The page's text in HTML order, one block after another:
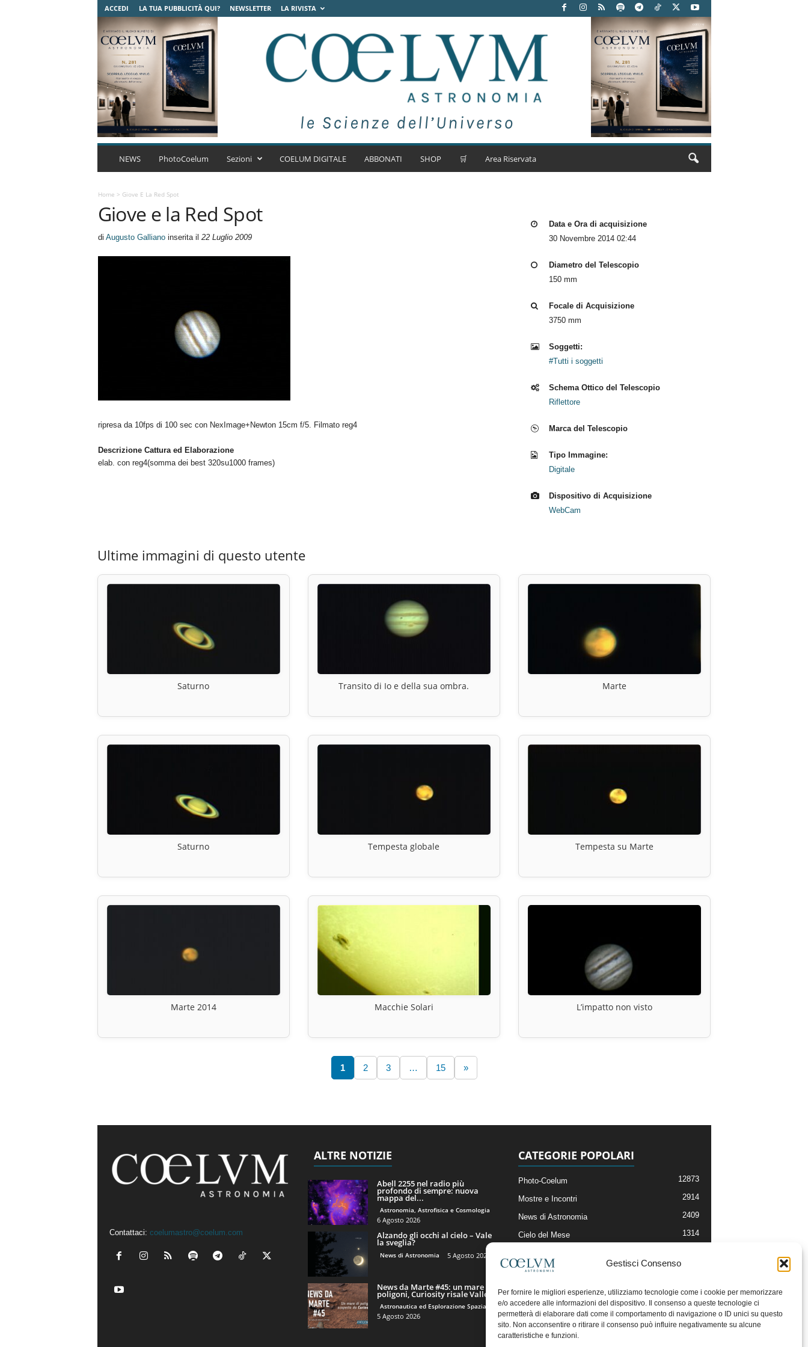
Gestisci Consenso
Per fornire le migliori esperienze, utilizziamo tecnologie come i cookie per memorizzare
e/o accedere alle informazioni del dispositivo. Il consenso a queste tecnologie ci
permetterà di elaborare dati come il comportamento di navigazione o ID unici su questo
sito. Non acconsentire o ritirare il consenso può influire negativamente su alcune
caratteristiche e funzioni.
ACCEDI LA TUA PUBBLICITÀ QUI? NEWSLETTER LA RIVISTA
C
m
r
a
NEWS PhotoCoelum Sezioni COELUM DIGITALE ABBONATI SHOP 🛒 Area Riservata
Home > Giove E La Red Spot
Giove e la Red Spot
di Augusto Gallianoinserita il 22 Luglio 2009
ripresa da 10fps di 100 sec con NexImage+Newton 15cm f/5. Filmato reg4
Descrizione Cattura ed Elaborazione
elab. con reg4(somma dei best 320su1000 frames)
Data e Ora di acquisizione
30 Novembre 2014 02:44
Diametro del Telescopio
150 mm
Focale di Acquisizione
3750 mm
Soggetti:
#Tutti i soggetti
Schema Ottico del Telescopio
Riflettore
Marca del Telescopio
Tipo Immagine:
Digitale
Dispositivo di Acquisizione
WebCam
Ultime immagini di questo utente
Saturno Transito di Io e della sua ombra. Marte
Saturno Tempesta globale Tempesta su Marte
Marte 2014 Macchie Solari L’impatto non visto
1 2 3 … 15 »
Contattaci: coelumastro@coelum.com
ALTRE NOTIZIE
Abell 2255 nel radio più
profondo di sempre: nuova
mappa del...
Astronomia, Astrofisica e Cosmologia
6 Agosto 2026
Alzando gli occhi al cielo – Vale
la sveglia?
News di Astronomia 5 Agosto 2026
News da Marte #45: un mare di
poligoni, Curiosity risale Valle...
Astronautica ed Esplorazione Spaziale
5 Agosto 2026
CATEGORIE POPOLARI
Photo-Coelum 12873
Mostre e Incontri 2914
News di Astronomia 2409
Cielo del Mese 1314
Articoli e Risorse On-Line
Il Blog della Redazione